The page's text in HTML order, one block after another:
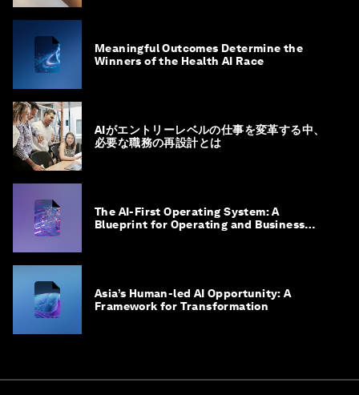
Meaningful Outcomes Determine the
Winners of the Health AI Race
AIがエントリーレベルの仕事を変革する中、
必要な職務の再設計とは
The AI-First Operating System: A
Blueprint for Operating and Business
Asia’s Human-led AI Opportunity: A
Framework for Transformation